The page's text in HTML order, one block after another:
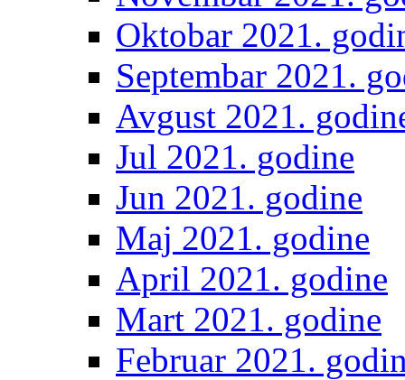
Oktobar 2021.
Septembar 2021.
Avgust 2021.
Jul 2021. godine
Jun 2021. godine
Maj 2021. godine
April 2021. godine
Mart 2021. godine
Februar 2021.